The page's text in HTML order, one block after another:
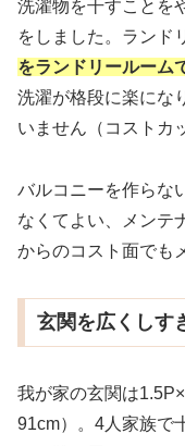
洗濯物を干すことを
をしました。ランド
をランドリールーム
洗濯が格段に楽にな
いません（コストカ
バルコニーを作らな
なくてよい、メンテ
からのコスト面でも
玄関を広くしす
我が家の玄関は
91cm）。4人家族で